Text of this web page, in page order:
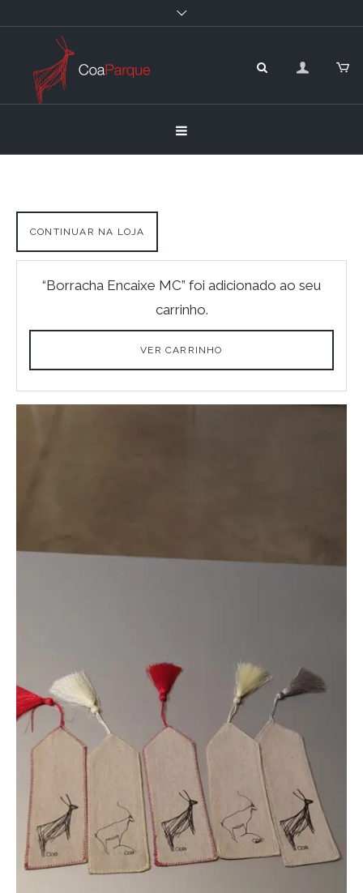
CONTINUAR NA LOJA
“Borracha Encaixe MC” foi adicionado ao seu
carrinho.
VER CARRINHO